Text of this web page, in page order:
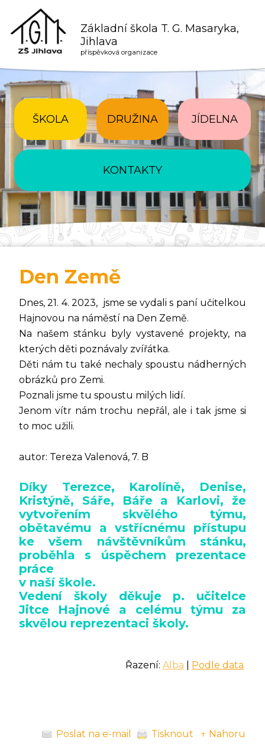
Základní škola T. G. Masaryka,
Jihlava
příspěvková organizace
ŠKOLA DRUŽINA JÍDELNA
KONTAKTY
Den Země
Dnes, 21. 4. 2023, jsme se vydali s paní učitelkou
Hajnovou na náměstí na Den Země.
Na našem stánku byly vystavené projekty, na
kterých děti poznávaly zvířátka.
Děti nám tu také nechaly spoustu nádherných
obrázků pro Zemi.
Poznali jsme tu spoustu milých lidí.
Jenom vítr nám trochu nepřál, ale i tak jsme si
to moc užili.
autor: Tereza Valenová, 7. B
Díky Terezce, Karolíně, Denise,
Kristýně, Sáře, Báře a Karlovi, že
vytvořením skvělého týmu,
obětavému a vstřícnému přístupu
ke všem návštěvníkům stánku,
proběhla s úspěchem prezentace
práce
v naší škole.
Vedení školy děkuje p. učitelce
Jitce Hajnové a celému týmu za
skvělou reprezentaci školy.
Řazení: Alba Podle data
Poslat na e-mail Tisknout ↑ Nahoru